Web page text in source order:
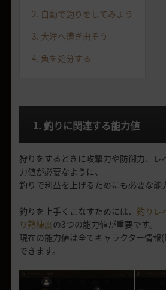
2. 自動で釣りをしてみよう
3. 大洋へ漕ぎ出そう
4. 魚を処分する
1. 釣りに関連する能力値
狩りをするときに攻撃力や防御力、レ
力値が必要なように、
釣りで利益を上げるためにも必要な能
釣りを上手くこなすためには、 釣りレ
り熟練度の3つの能力値が重要です。
現在の能力値は全てキャラクター情報
できます。